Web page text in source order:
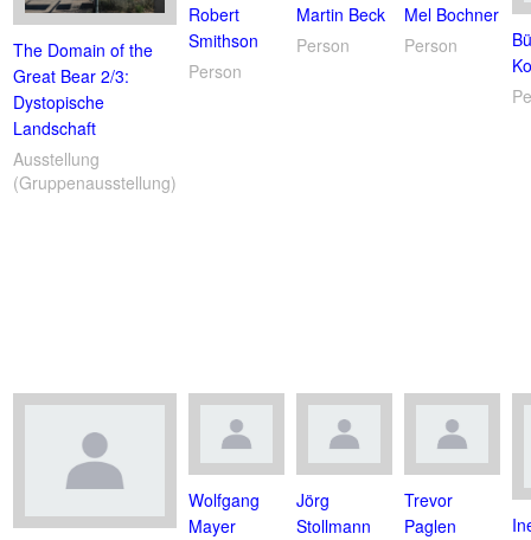
The Domain of the
Great Bear 2/3:
Dystopische
Landschaft
Ausstellung
(Gruppenausstellung)
Robert
Smithson
Person
Martin Beck
Person
Mel Bochner
Person
Wolfgang
Mayer
Jörg
Stollmann
Trevor
Paglen